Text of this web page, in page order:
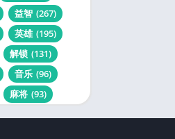
益智 (267)
英雄 (195)
解锁 (131)
音乐 (96)
麻将 (93)